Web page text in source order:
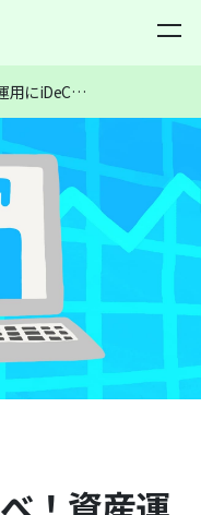
仮面投資女子に学べ！資産運用にiDeCoはいかが？